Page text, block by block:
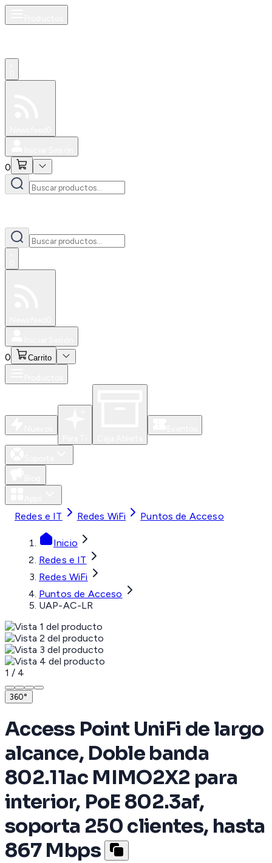
0
0 Carrito
Redes e IT Redes WiFi Puntos de Acceso
Inicio
Redes e IT
Redes WiFi
Puntos de Acceso
UAP-AC-LR
1 / 4
360°
Access Point UniFi de largo
alcance, Doble banda
802.11ac MIMO2X2 para
interior, PoE 802.3af,
soporta 250 clientes, hasta
867 Mbps